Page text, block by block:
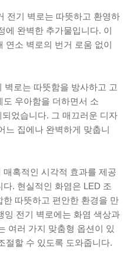
전기 벽로는 따뜻하고 환영하
에 완벽한 추가물입니다. 이
연소 벽로의 번거 로움 없이
벽로는 따뜻함을 방사하고 고
우아함을 더하면서 소
었습니다. 그 매끄러운 디자
느 집에나 완벽하게 맞춥니
혹적인 시각적 효과를 제공
. 현실적인 화염은 LED 조
따뜻하고 편안한 환경을 만
잉 전기 벽로에는 화염 색상과
여러 가지 맞춤형 옵션이 있
절할 수 있도록 도와줍니다.